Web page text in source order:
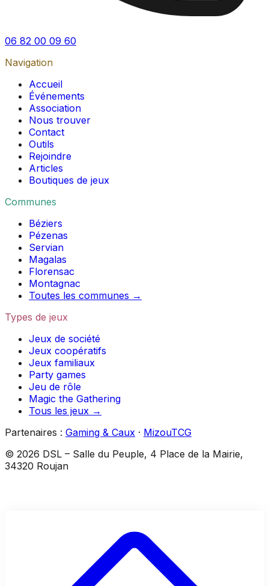
06 82 00 09 60
Navigation
Accueil
Événements
Association
Nous trouver
Contact
Outils
Rejoindre
Articles
Boutiques de jeux
Communes
Béziers
Pézenas
Servian
Magalas
Florensac
Montagnac
Toutes les communes →
Types de jeux
Jeux de société
Jeux coopératifs
Jeux familiaux
Party games
Jeu de rôle
Magic the Gathering
Tous les jeux →
Partenaires : Gaming & Caux · MizouTCG
© 2026 DSL – Salle du Peuple, 4 Place de la Mairie,
34320 Roujan